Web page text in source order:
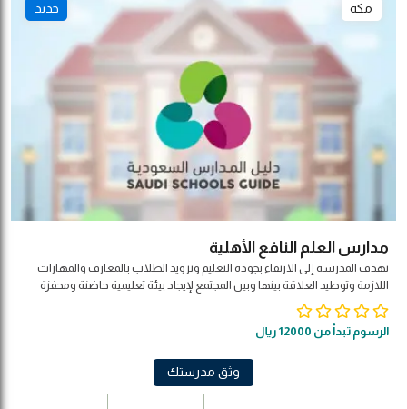
مكة جديد
مدارس العلم النافع الأهلية
تهدف المدرسة إلى الارتقاء بجودة التعليم وتزويد الطلاب بالمعارف والمهارات
اللازمة وتوطيد العلاقة بينها وبين المجتمع لإيجاد بيئة تعليمية حاضنة ومحفزة
لجودة التعليم
الرسوم تبدأ من 12000 ريال
وثق مدرستك